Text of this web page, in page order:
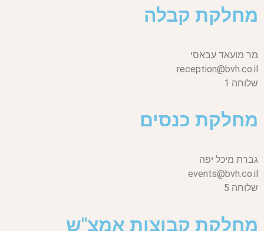
מחלקת קבלה
מר מועאד עבאסי
reception@bvh.co.il
שלוחה 1
מחלקת כנסים
גברת מיכל יפה
events@bvh.co.il
שלוחה 5
מחלקת קבוצות אמצ"ש